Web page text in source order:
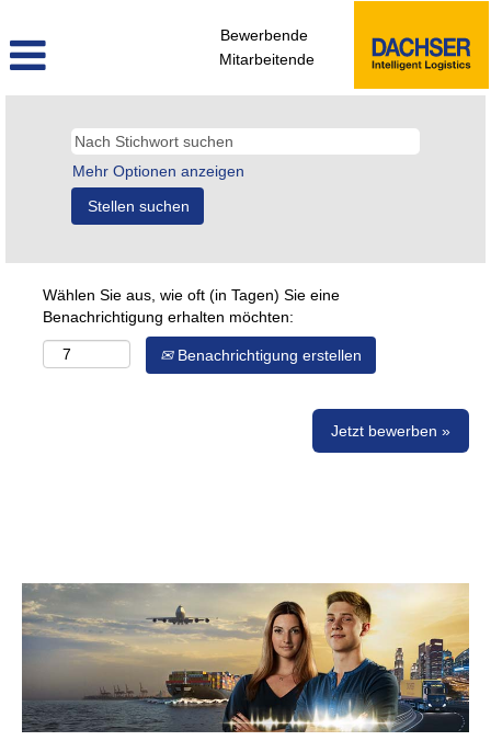
Bewerbende
Mitarbeitende
Mehr Optionen anzeigen
Wählen Sie aus, wie oft (in Tagen) Sie eine
Benachrichtigung erhalten möchten:
Benachrichtigung erstellen
Jetzt bewerben »